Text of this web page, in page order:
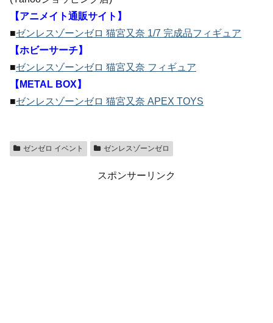
【アニメイト通販サイト】
■ゼンレスゾーンゼロ 猫宮又奈 1/7 完成品フィギュア
【ホビーサーチ】
■ゼンレスゾーンゼロ 猫宮又奈 フィギュア
【METAL BOX】
■ゼンレスゾーンゼロ 猫宮又奈 APEX TOYS
ゼンゼロ イベント ゼンレスゾーンゼロ
スポンサーリンク